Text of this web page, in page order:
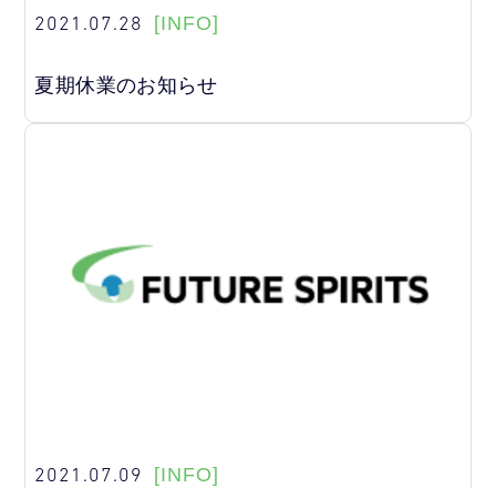
2021.07.28 [INFO]
夏期休業のお知らせ
2021.07.09 [INFO]